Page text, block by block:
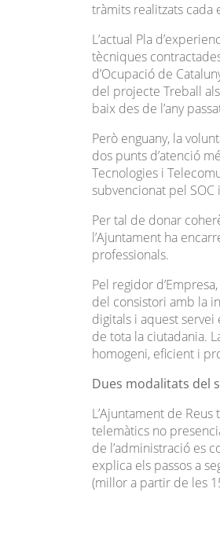
tràmits realitzats cada
L’actual Pla
tècniques
d’Ocupació de
del projecte Treball
baix des de l’any
Però enguany, la
dos punts d’atenció
Tecnologies i
subvencionat pel SOC
Per tal de donar
l’Ajuntament ha
professionals.
Pel regidor
del consistori amb la
digitals i aquest servei
de tota la ciutadania.
homogeni, eficient i
Dues modalitats del
L’Ajuntament de
telemàtics no
de l’administració es
explica els passos a
(millor a partir de les